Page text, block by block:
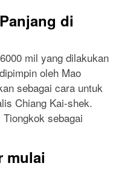
di
mil yang dilakukan
oleh Mao
sebagai cara untuk
Chiang Kai-shek.
sebagai
mulai